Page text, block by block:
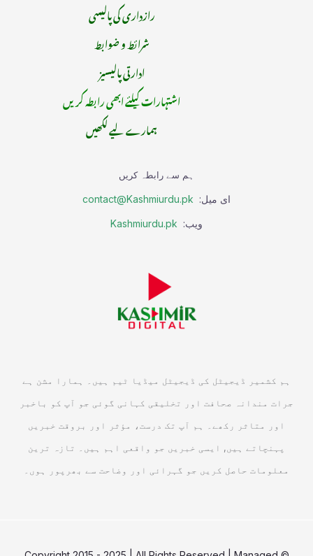
رازداری کی پالیسی
شرائط و ضوابط
ادارتی پالیسیز
اشتہارات کیلئے ابھی رابطہ کریں
ہمارے لیے لکھیں
ہم سے رابطہ کریں
ای میل: contact@Kashmiurdu.pk
ویب: Kashmiurdu.pk
ہم کشمیر ڈیجیٹل کی ڈیجیٹل میڈیا ٹیم ہیں۔ ہمارا مشن ہے
جرات مندانہ صحافت اور تخلیقی کہانی گوئی جو آپ کو باخبر
اور متاثر رکھے۔ ہم آپ تک درست، مؤثر اور بروقت خبریں
پہنچاتے ہیں, ایسی خبریں جو واقعی اہم ہیں۔ تازہ ترین
معلومات حاصل کریں جو گہرائی اور وضاحت سے بھرپور ہوں۔